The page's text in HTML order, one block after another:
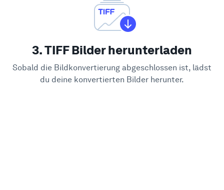
3. TIFF Bilder herunterladen
Sobald die Bildkonvertierung abgeschlossen ist, lädst
du deine konvertierten Bilder herunter.